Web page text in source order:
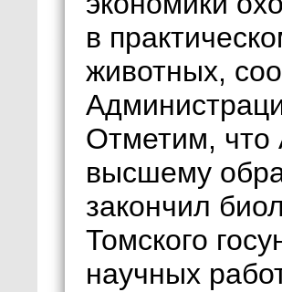
в
животных,
Отметим, что
высшему
закончил
Томского
научных